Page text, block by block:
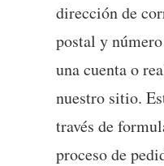
dirección de
postal y
una cuenta o
nuestro sitio.
través de
proceso de